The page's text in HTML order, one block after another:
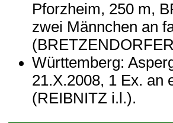
Pforzheim, 250 m,
zwei Männchen an
Württemberg:
21.X.2008, 1 Ex. an
(REIBNITZ i.l.).